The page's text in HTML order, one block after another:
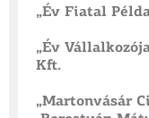
„Év Fiatal
„Év
Kft.
„Martonvásár